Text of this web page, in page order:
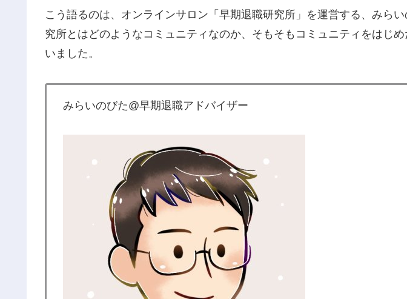
こう語るのは、オンラインサロン「早期退職研究所」を運営する、みら
究所とはどのようなコミュニティなのか、そもそもコミュニティをはじ
いました。
みらいのびた@早期退職アドバイザー